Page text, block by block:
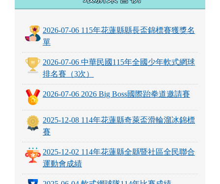
2026-07-06 115年花蓮縣縣長盃錦標賽獲獎名
單
2026-07-06 中華民國115年全國少年軟式網球
排名賽（3次）
2026-07-06 2026 Big Boss國際跆拳道邀請賽
2025-12-08 114年花蓮縣奇萊盃滑輪溜冰錦標
賽
2025-12-02 114年花蓮縣全縣暨社區全民聯合
運動會成績
2025-06-04 軟式網球隊114年比賽成績